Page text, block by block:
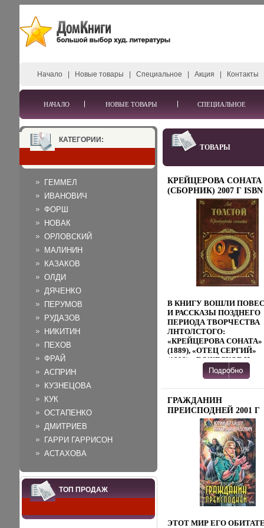
Начало Новые товары Специальное Акция Контакты
НАЧАЛО НОВЫЕ ТОВАРЫ СПЕЦИАЛЬНОЕ
КАТЕГОРИИ:
ГЕММЕЛ
ИВАНОВИЧ
ФОРШ
НОВАК
ОРЛОВСКИЙ
МАЛИНИН
КАЗАКОВ
ОЛДИ
ДЯЧЕНКО
ПЕРУМОВ
РУДАЗОВ
НИКИТИН
ПЕХОВ
ФРАЙ
АСПРИН
КУЗНЕЦОВА
КУК
ОСТАПЕНКО
ДМИТРИЕВ
ГАРРИ ГАРРИСОН
АСТАХОВА
ТОП ПРОДАЖ
ТОВАРЫ
КРЕЙЦЕРОВА СОНАТА
(СБОРНИК) 2007 Г ISBN
978-5-699-15904-8, 5-699-
15904-5 ИНФО 8837B.
В КНИГУ ВОШЛИ
И РАССКАЗЫ ПОЗДНЕГО
ПЕРИОДА ТВОРЧЕСТВА
ЛНТОЛСТОГО:
«КРЕЙЦЕРОВА СОНАТА»
(1889), «ОТЕЦ СЕРГИЙ»
(1898), «БОЖЕСКОЕ И
ЧЕЛОВЕЧЕСКОЕ» (1906),
ПЬЕСА «ЖИВОЙ ТРУП»
(1900) В ЭТОТ ПЕРИОД В
ПОЛНУЮ АТХМЙМОЩЬ
ПИСАТЕЛЬ ПРОЯВИЛ
КАК МЫСЛИТЕЛЬ И
ДУХОВНЫЙ
ПРОНИКНОВЕННО
НРАВСТВЕННАЯ
ПРОПОВЕДЬ
ПУБЛИЦИСТИЧЕСКИХ
ПРОИЗВЕДЕНИЯХ
ВРЕМЕНИ: «ИСПОВЕДЬ»
(ОПУБЛИКОВАНА В
МОЛЧАТЬ» (1908)
ГРАЖДАНИН
ПРЕИСПОДНЕЙ 2001 Г
ISBN 5-04-007637-1
ЭТОТ МИР ЕГО